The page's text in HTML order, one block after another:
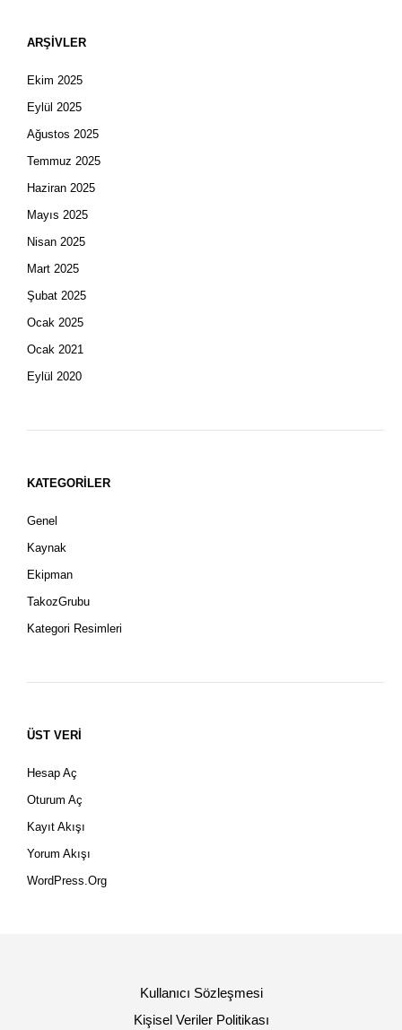
ARŞIVLER
Ekim 2025
Eylül 2025
Ağustos 2025
Temmuz 2025
Haziran 2025
Mayıs 2025
Nisan 2025
Mart 2025
Şubat 2025
Ocak 2025
Ocak 2021
Eylül 2020
KATEGORILER
Genel
Kaynak
Ekipman
TakozGrubu
Kategori Resimleri
ÜST VERI
Hesap Aç
Oturum Aç
Kayıt Akışı
Yorum Akışı
WordPress.org
Kullanıcı Sözleşmesi
Kişisel Veriler Politikası